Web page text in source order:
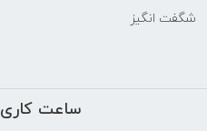
شگفت انگیز
ساعت کاری